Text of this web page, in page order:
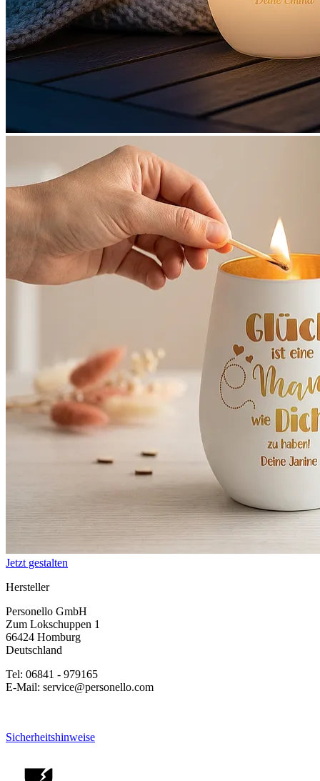
Jetzt gestalten
Hersteller
Personello GmbH
Zum Lokschuppen 1
66424 Homburg
Deutschland
Tel: 06841 - 979165
E-Mail: service@personello.com
Sicherheitshinweise